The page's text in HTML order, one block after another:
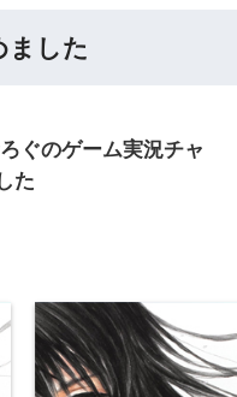
ました
ぐのゲーム実況チャ
た